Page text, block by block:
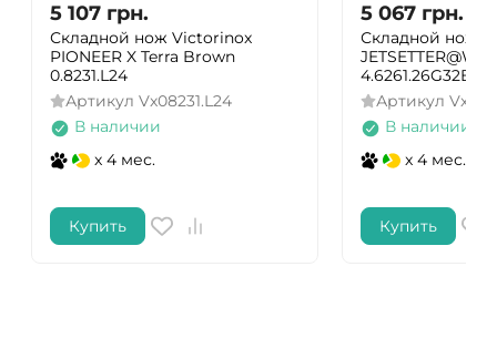
5 107 грн.
Складной нож Victorinox
PIONEER X Terra Brown
0.8231.L24
Артикул Vx08231.L24
В наличии
x 4 мес.
Купить
5 067 грн.
Складной нож
4.6261.26G32B1
Артикул
В наличии
x 4 мес.
Купить